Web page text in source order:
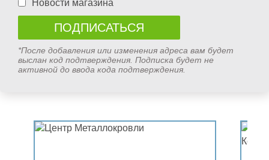
Новости магазина
*После добавления или изменения адреса вам будет
выслан код подтверждения. Подписка будет не
активной до ввода кода подтверждения.